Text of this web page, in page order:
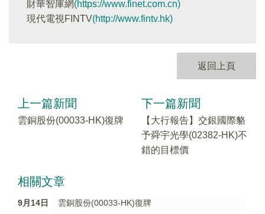
財華智庫網(https://www.finet.com.cn)
現代電視FINTV(http://www.fintv.hk)
返回上頁
上一篇新聞
雲銅股份(00033-HK)復牌
下一篇新聞
【大行報告】交銀國際貉
予舜宇光學(02382-HK)不
錯的目標價
相關文章
9月14日 雲銅股份(00033-HK)復牌